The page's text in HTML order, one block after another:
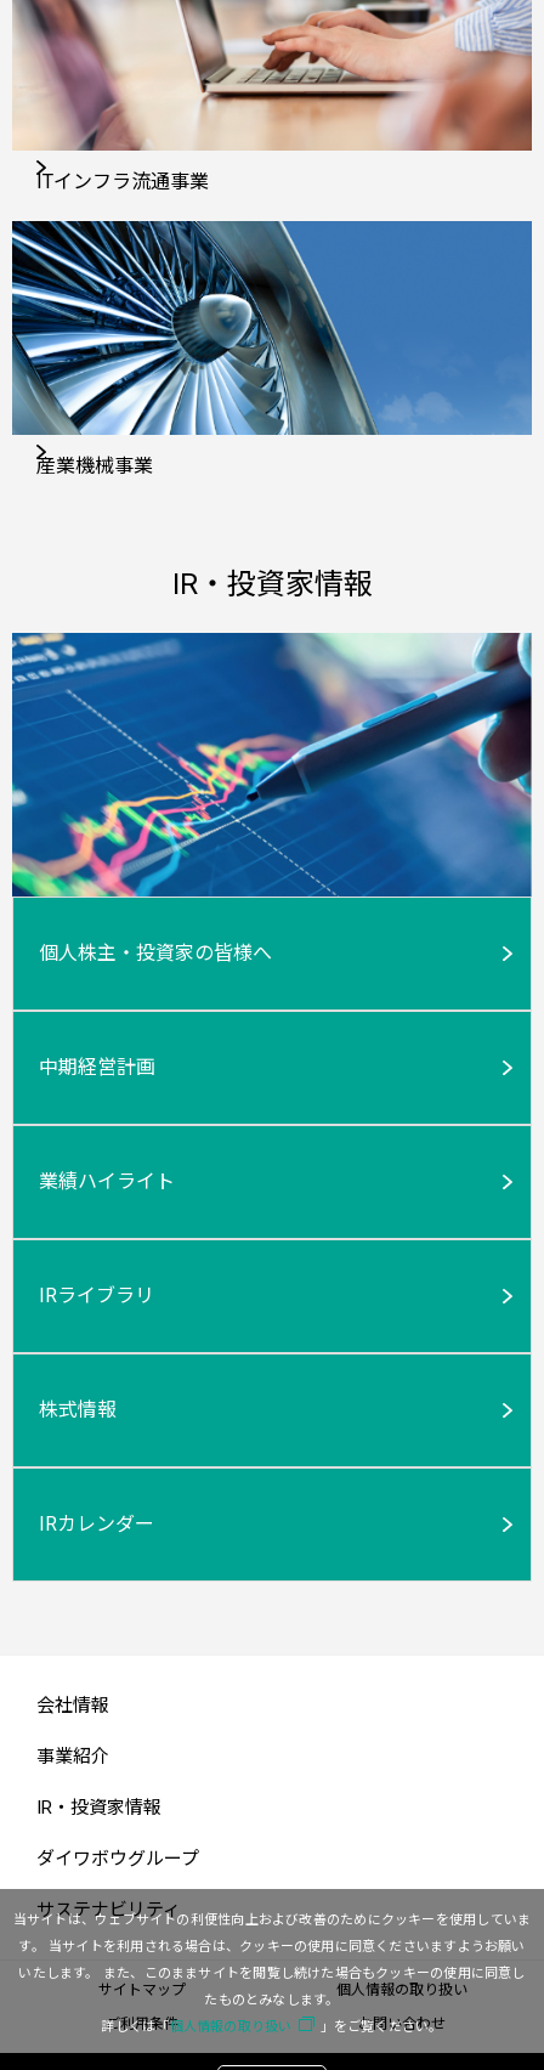
ITインフラ流通事業
産業機械事業
IR・投資家情報
個人株主・投資家の皆様へ
中期経営計画
業績ハイライト
IRライブラリ
株式情報
IRカレンダー
当サイトは、ウェブサイトの利便性向上および改善のためにクッキーを使用していま
す。
当サイトを利用される場合は、クッキーの使用に同意くださいますようお願い
いたします。
また、このままサイトを閲覧し続けた場合もクッキーの使用に同意し
たものとみなします。
詳しくは「個人情報の取り扱い 」をご覧ください。
会社情報
事業紹介
IR・投資家情報
ダイワボウグループ
サステナビリティ
サイトマップ
個人情報の取り扱い
ご利用条件
お問い合わせ